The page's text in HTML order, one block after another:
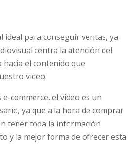
ideal para conseguir ventas, ya
centra la atención del
hacia el contenido que
video.
e-commerce, el video es un
ya que a la hora de comprar
tener toda la información
y la mejor forma de ofrecer esta